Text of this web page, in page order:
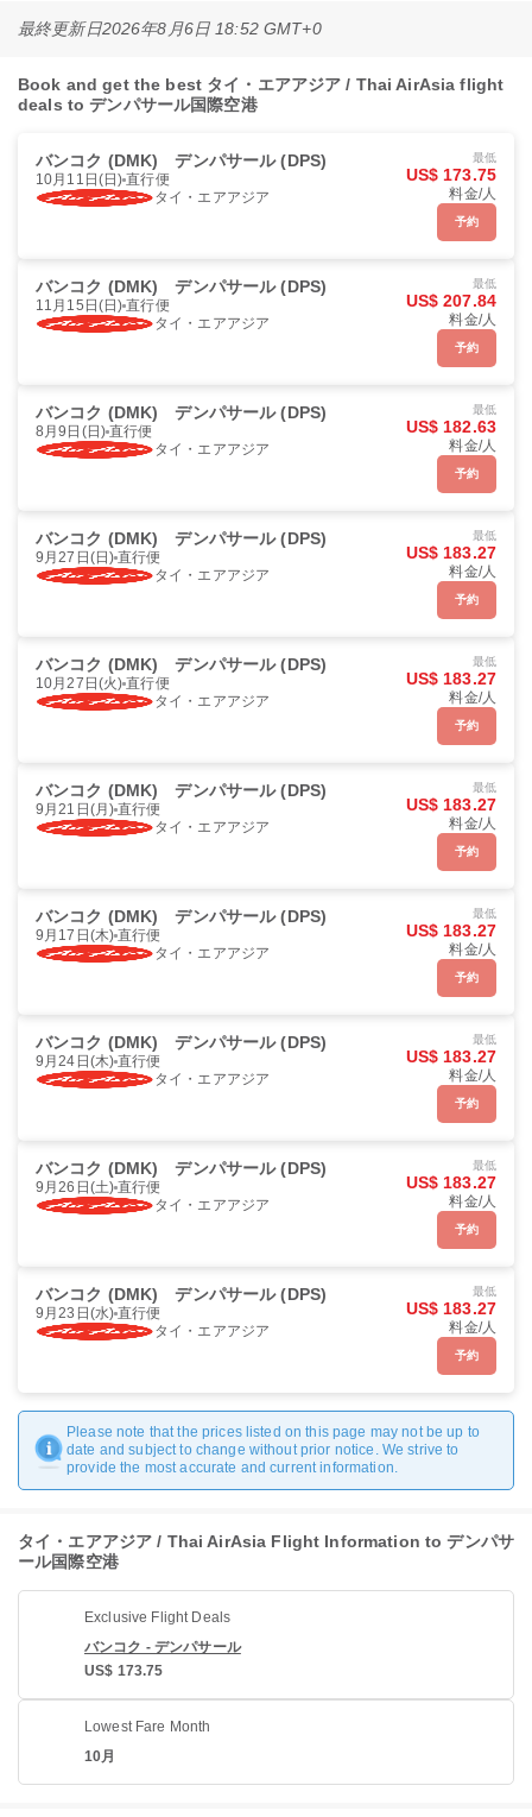
最終更新日2026年8月6日 18:52 GMT+0
Book and get the best タイ・エアアジア / Thai AirAsia flight
deals to デンパサール国際空港
バンコク (DMK) デンパサール (DPS)
10月11日(日) 直行便
タイ・エアアジア
最低
US$ 173.75
料金/人
予約
バンコク (DMK) デンパサール (DPS)
11月15日(日) 直行便
タイ・エアアジア
最低
US$ 207.84
料金/人
予約
バンコク (DMK) デンパサール (DPS)
8月9日(日) 直行便
タイ・エアアジア
最低
US$ 182.63
料金/人
予約
バンコク (DMK) デンパサール (DPS)
9月27日(日) 直行便
タイ・エアアジア
最低
US$ 183.27
料金/人
予約
バンコク (DMK) デンパサール (DPS)
10月27日(火) 直行便
タイ・エアアジア
最低
US$ 183.27
料金/人
予約
バンコク (DMK) デンパサール (DPS)
9月21日(月) 直行便
タイ・エアアジア
最低
US$ 183.27
料金/人
予約
バンコク (DMK) デンパサール (DPS)
9月17日(木) 直行便
タイ・エアアジア
最低
US$ 183.27
料金/人
予約
バンコク (DMK) デンパサール (DPS)
9月24日(木) 直行便
タイ・エアアジア
最低
US$ 183.27
料金/人
予約
バンコク (DMK) デンパサール (DPS)
9月26日(土) 直行便
タイ・エアアジア
最低
US$ 183.27
料金/人
予約
バンコク (DMK) デンパサール (DPS)
9月23日(水) 直行便
タイ・エアアジア
最低
US$ 183.27
料金/人
予約
Please note that the prices listed on this page may not be up to
date and subject to change without prior notice. We strive to
provide the most accurate and current information.
タイ・エアアジア / Thai AirAsia Flight Information to デンパサ
ール国際空港
Exclusive Flight Deals
バンコク - デンパサール
US$ 173.75
Lowest Fare Month
10月